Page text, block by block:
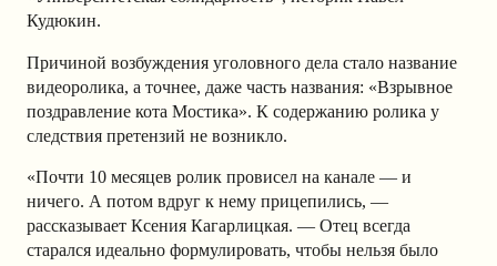
Кудюкин.
Причиной возбуждения уголовного дела стало название
видеоролика, а точнее, даже часть названия: «Взрывное
поздравление кота Мостика». К содержанию ролика у
следствия претензий не возникло.
«Почти 10 месяцев ролик провисел на канале — и
ничего. А потом вдруг к нему прицепились, —
рассказывает Ксения Кагарлицкая. — Отец всегда
старался идеально формулировать, чтобы нельзя было